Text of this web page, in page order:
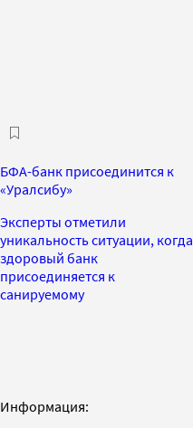
БФА-банк присоединится к
«Уралсибу»
Эксперты отметили
уникальность ситуации, когда
здоровый банк
присоединяется к
санируемому
Информация: